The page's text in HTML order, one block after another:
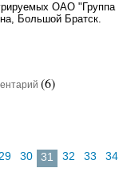
ОАО "Группа
Большой Братск.
(6)
29 30 31 32 33
34